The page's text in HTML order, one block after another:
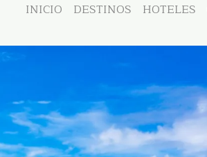
INICIO DESTINOS HOTELES